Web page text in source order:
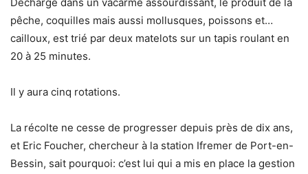
pêche, coquilles mais aussi mollusques, poissons et…
cailloux, est trié par deux matelots sur un tapis roulant en
20 à 25 minutes.
Il y aura cinq rotations.
La récolte ne cesse de progresser depuis près de dix ans,
et Eric Foucher, chercheur à la station Ifremer de Port-en-
Bessin, sait pourquoi: c’est lui qui a mis en place la gestion